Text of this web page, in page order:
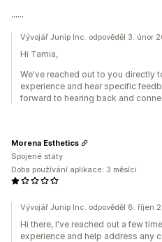
......
Vývojář Junip Inc. odpověděl 3. únor
Hi Tamia,
We've reached out to you directly
experience and hear specific
forward to hearing back and
Morena Esthetics
Spojené státy
Doba používání aplikace: 3 měsíci
Vývojář Junip Inc. odpověděl 8. říjen
Hi there, I've reached out a few
experience and help address any